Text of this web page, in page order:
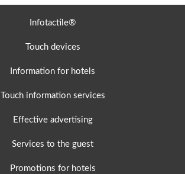
Infotactile®
Touch devices
Information for hotels
Touch information services
Effective advertising
Services to the guest
Promotions for hotels